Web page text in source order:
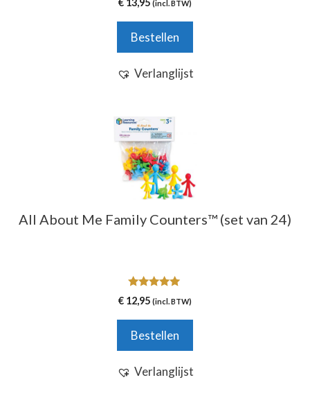
v
5
€ 13,95 (incl. BTW)
Bestellen
Verlanglijst
All About Me Family Counters™ (set van 24)
5.00
van 5
€ 12,95 (incl. BTW)
Bestellen
Verlanglijst